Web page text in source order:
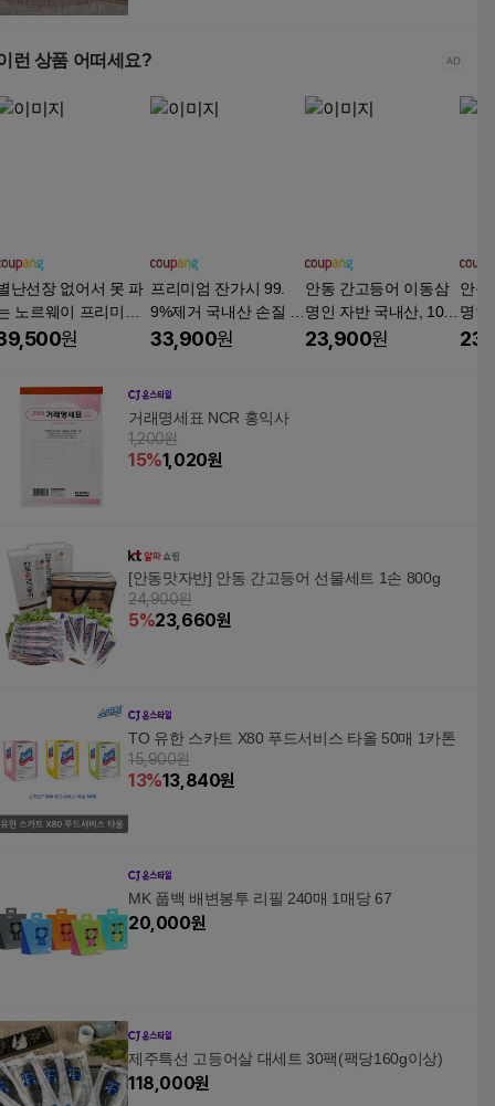
런 상품 어떠세요?
난선장 없어서 못 파
노르웨이 프리미엄
등어, 1박스, 1kg
원
프리미엄 잔가시 99.
9%제거 국내산 손질 순
살 고등어, 12개, 100g
33,900원
안동 간고등어 이동삼
명인 자반 국내산, 10
개, 안동 간고등어(80g
23,900원
안동
명인
개,
거래명세표 NCR 홍익사
1,200원
15%1,020원
[안동맛자반] 안동 간고등어 선물세트 1손 800g
24,900원
5%23,660원
TO 유한 스카트 X80 푸드서비스 타올 50매 1카톤
15,900원
13%13,840원
MK 풉백 배변봉투 리필 240매 1매당 67
20,000원
제주특선 고등어살 대세트 30팩(팩당160g이상)
118,000원